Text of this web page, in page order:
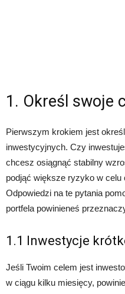
1. Określ swoje
Pierwszym krokiem jest
inwestycyjnych. Czy
chcesz osiągnąć stabilny
podjąć większe ryzyko w
Odpowiedzi na te pytania
portfela powinieneś
1.1 Inwestycje
Jeśli Twoim celem jest
w ciągu kilku miesięcy,